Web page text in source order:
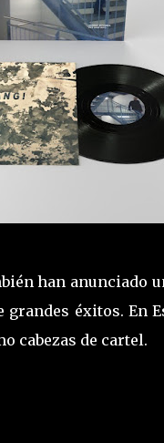
han anunciado
grandes éxitos. En
cabezas de cartel.